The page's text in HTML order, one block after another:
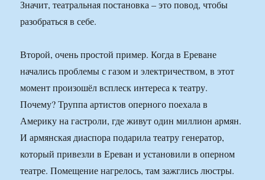
Значит, театральная постановка – это повод, чтобы
разобраться в себе.
Второй, очень простой пример. Когда в Ереване
начались проблемы с газом и электричеством, в этот
момент произошёл всплеск интереса к театру.
Почему? Труппа артистов оперного поехала в
Америку на гастроли, где живут один миллион армян.
И армянская диаспора подарила театру генератор,
который привезли в Ереван и установили в оперном
театре. Помещение нагрелось, там зажглись люстры.